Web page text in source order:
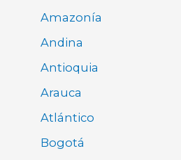
Amazonía
Andina
Antioquia
Arauca
Atlántico
Bogotá